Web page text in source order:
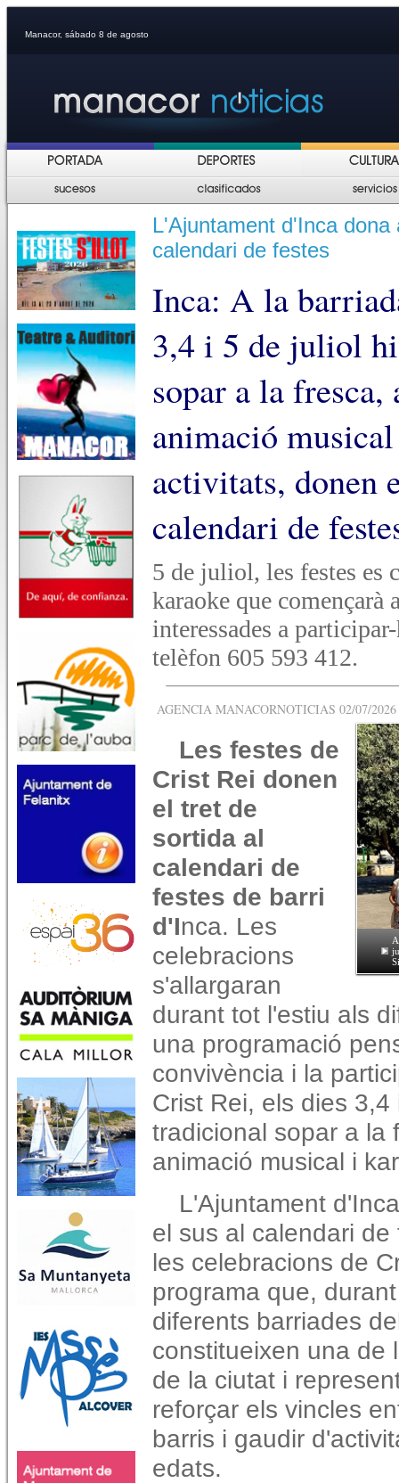
Manacor, sábado 8 de agosto
L'Ajuntament d'Inca
calendari de festes
Inca: A la
3,4 i 5 de juliol
sopar a la
animació
activitats, donen
calendari de
5 de juliol, les festes es
karaoke que començarà
interessades a
telèfon 605 593 412.
AGENCIA MANACORNOTICIAS 02/07/
Les festes de
Crist Rei donen
el tret de
sortida al
calendari de
festes de barri
d'Inca. Les
celebracions
s'allargaran
durant tot l'estiu als
una programació
convivència i la
Crist Rei, els dies
tradicional sopar a la
animació musical i
L'Ajuntament
el sus al calendari
les celebracions de
programa que,
diferents barriades
constitueixen una de
de la ciutat i
reforçar els vincles
barris i gaudir
edats.